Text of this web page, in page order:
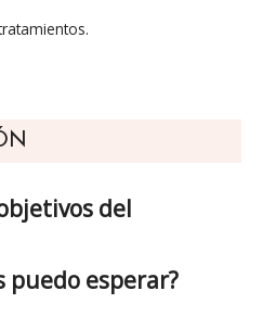
del
puedo esperar?